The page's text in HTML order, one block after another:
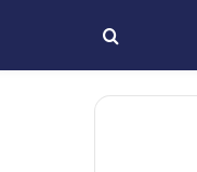
بحث
عن